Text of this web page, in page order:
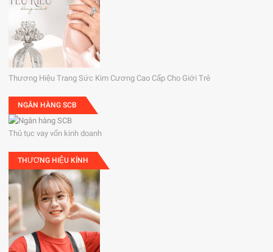
Thương Hiệu Trang Sức Kim Cương Cao Cấp Cho Giới Trẻ
NGÂN HÀNG SCB
Thủ tục vay vốn kinh doanh
THƯƠNG HIỆU KÍNH